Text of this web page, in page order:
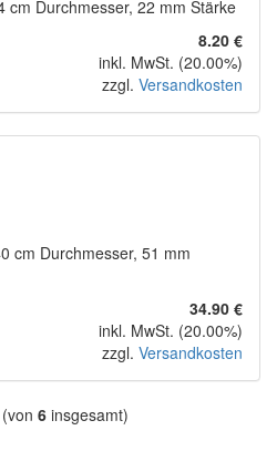
cm Durchmesser, 22 mm Stärke
8.20 €
inkl. MwSt. (20.00%)
zzgl. Versandkosten
cm Durchmesser, 51 mm
34.90 €
inkl. MwSt. (20.00%)
zzgl. Versandkosten
(von 6 insgesamt)